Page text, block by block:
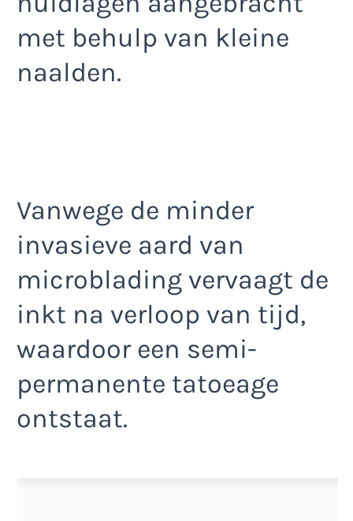
met behulp van kleine
naalden.
Vanwege de minder
invasieve aard van
microblading vervaagt de
inkt na verloop van tijd,
waardoor een semi-
permanente tatoeage
ontstaat.